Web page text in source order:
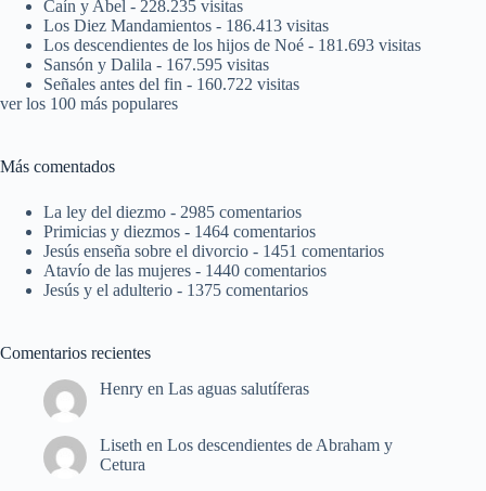
Caín y Abel - 228.235 visitas
Los Diez Mandamientos - 186.413 visitas
Los descendientes de los hijos de Noé - 181.693 visitas
Sansón y Dalila - 167.595 visitas
Señales antes del fin - 160.722 visitas
ver los 100 más populares
Más comentados
La ley del diezmo - 2985 comentarios
Primicias y diezmos - 1464 comentarios
Jesús enseña sobre el divorcio - 1451 comentarios
Atavío de las mujeres - 1440 comentarios
Jesús y el adulterio - 1375 comentarios
Comentarios recientes
Henry en Las aguas salutíferas
Liseth en Los descendientes de Abraham y
Cetura